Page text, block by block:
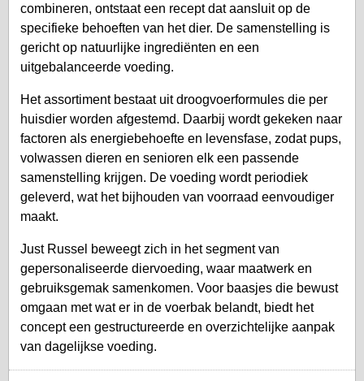
combineren, ontstaat een recept dat aansluit op de
specifieke behoeften van het dier. De samenstelling is
gericht op natuurlijke ingrediënten en een
uitgebalanceerde voeding.
Het assortiment bestaat uit droogvoerformules die per
huisdier worden afgestemd. Daarbij wordt gekeken naar
factoren als energiebehoefte en levensfase, zodat pups,
volwassen dieren en senioren elk een passende
samenstelling krijgen. De voeding wordt periodiek
geleverd, wat het bijhouden van voorraad eenvoudiger
maakt.
Just Russel beweegt zich in het segment van
gepersonaliseerde diervoeding, waar maatwerk en
gebruiksgemak samenkomen. Voor baasjes die bewust
omgaan met wat er in de voerbak belandt, biedt het
concept een gestructureerde en overzichtelijke aanpak
van dagelijkse voeding.